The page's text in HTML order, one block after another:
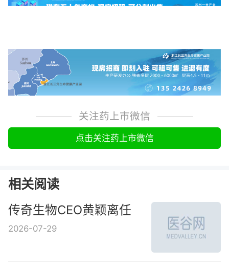
关注药上市微信
点击关注药上市微信
相关阅读
传奇生物CEO黄颖离任
2026-07-29